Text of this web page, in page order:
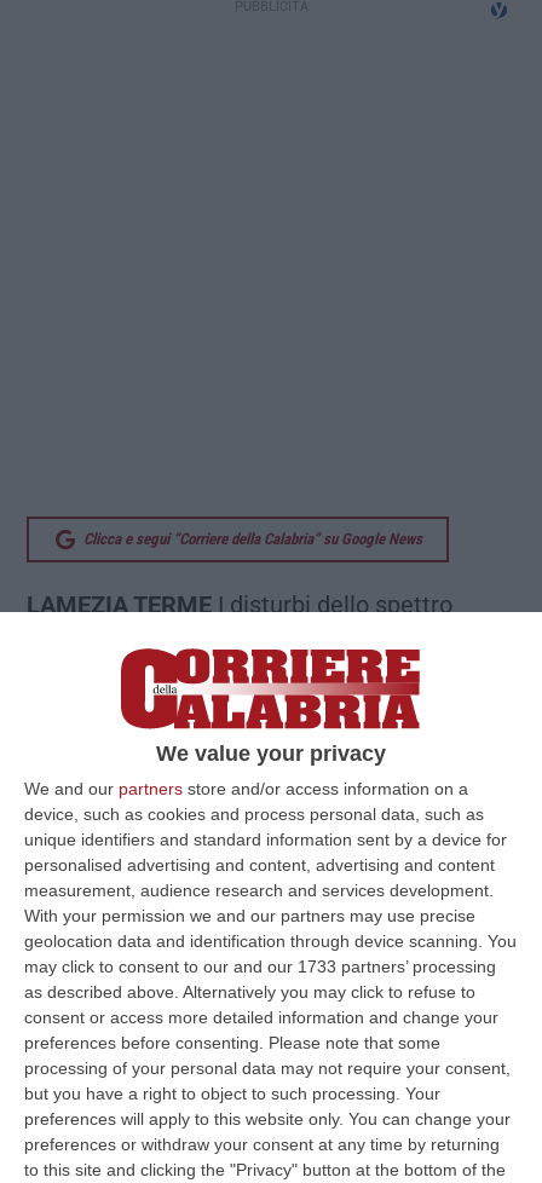
We value your privacy
We and our partners store and/or access information on a
device, such as cookies and process personal data, such as
unique identifiers and standard information sent by a device for
personalised advertising and content, advertising and content
measurement, audience research and services development.
With your permission we and our partners may use precise
geolocation data and identification through device scanning. You
may click to consent to our and our 1733 partners’ processing
as described above. Alternatively you may click to refuse to
consent or access more detailed information and change your
preferences before consenting.
Please note that some
processing of your personal data may not require your consent,
but you have a right to object to such processing. Your
preferences will apply to this website only. You can change your
preferences or withdraw your consent at any time by returning
to this site and clicking the "Privacy" button at the bottom of the
Clicca e segui “Corriere della Calabria” su Google News
LAMEZIA TERMEI disturbi dello spettro
autistico caratterizzano una sindrome a
diversa espressione clinica in costante
aumento in bambini e adolescenti, come
documentato da più fonti. La prima
valutazione, la diagnosi e la terapia
richiedono la presenza di diverse figure
professionali, con più interventi terapeutici
mirati. Questa presa in carico complessa,
unitamente alla oggettiva carenza di alcune
figure professionali, genera difficoltà di
accesso alle cure dei piccoli pazienti in tutta
Italia, con conseguenti ritardi diagnostici e
terapeutici. La presenza di numerosi bambini
in attesa di cure nella Provincia di Catanzaro
ha indotto l’ASP a varare un progetto